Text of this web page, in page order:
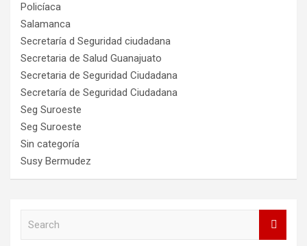
Policíaca
Salamanca
Secretaría d Seguridad ciudadana
Secretaria de Salud Guanajuato
Secretaria de Seguridad Ciudadana
Secretaría de Seguridad Ciudadana
Seg Suroeste
Seg Suroeste
Sin categoría
Susy Bermudez